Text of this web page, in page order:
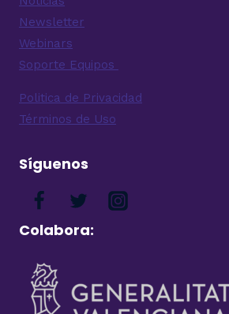
Newsletter
Webinars
Soporte Equipos
Politica de Privacidad
Términos de Uso
Síguenos
Colabora: